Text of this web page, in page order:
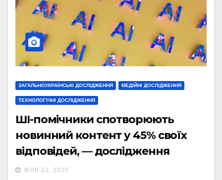
ЗАГАЛЬНОУКРАЇНСЬКІ ДОСЛІДЖЕННЯ МЕДІЙНІ ДОСЛІДЖЕННЯ
ТЕХНОЛОГІЧНІ ДОСЛІДЖЕННЯ
ШІ-помічники спотворюють
новинний контент у 45% своїх
відповідей, — дослідження
ЖОВ 23, 2025